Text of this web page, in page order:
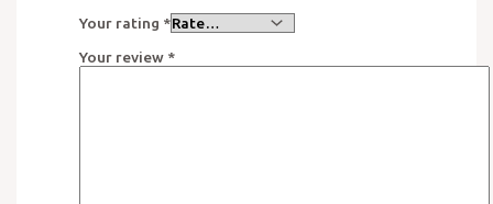
Your rating *
Your review *